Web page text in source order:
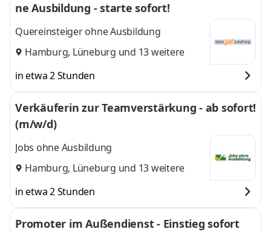
ne Ausbildung - starte sofort!
Quereinsteiger ohne Ausbildung
Hamburg, Lüneburg und 13 weitere
in etwa 2 Stunden
Verkäuferin zur Teamverstärkung - ab sofort!
(m/w/d)
Jobs ohne Ausbildung
Hamburg, Lüneburg und 13 weitere
in etwa 2 Stunden
Promoter im Außendienst - Einstieg sofort